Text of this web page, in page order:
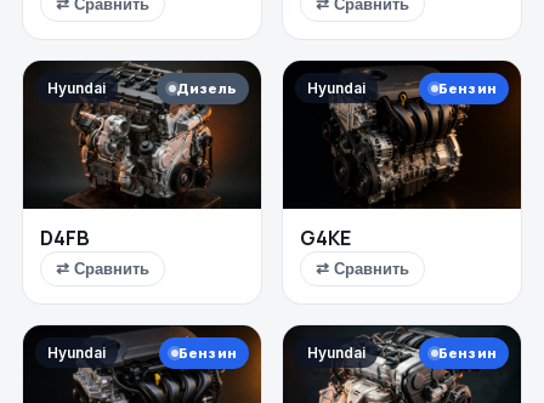
⇄ Сравнить ⇄ Сравнить
Hyundai Дизель
D4FB
⇄ Сравнить
Hyundai Бензин
G4KE
⇄ Сравнить
Hyundai Бензин Hyundai Бензин